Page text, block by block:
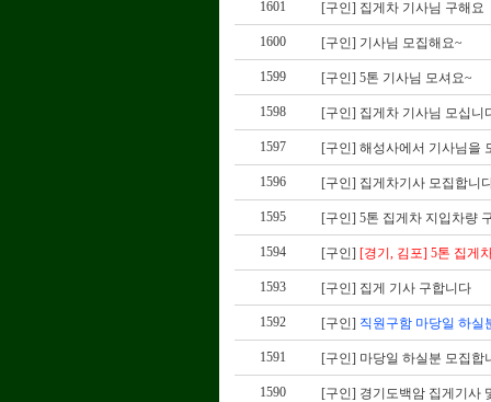
1601 [구인] 집게차 기사님 구해요
1600 [구인] 기사님 모집해요~
1599 [구인]5톤 기사님 모셔요~
1598 [구인] 집게차 기사님 모십니
1597 [구인]해성사에서 기사님을
1596 [구인] 집게차기사 모집합니
1595 [구인]5톤 집게차 지입차량
1594 [구인][경기, 김포] 5톤 집게
1593 [구인] 집게 기사 구합니다
1592 [구인] 직원구함 마당일 하실
1591 [구인] 마당일 하실분 모집합
1590 [구인] 경기도백암 집게기사